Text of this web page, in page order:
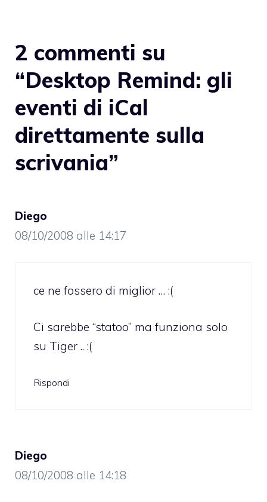
2 commenti su
“Desktop Remind: gli
eventi di iCal
direttamente sulla
scrivania”
Diego
08/10/2008 alle 14:17
ce ne fossero di miglior … :(
Ci sarebbe “statoo” ma funziona solo
su Tiger .. :(
Rispondi
Diego
08/10/2008 alle 14:18